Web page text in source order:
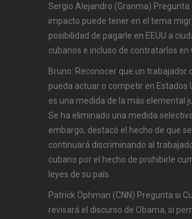
Sergio Alejandro (Granma) Pregunta
impacto puede tener en el tema
posibilidad de pagarle en EEUU a
cubanos e incluso de contratarlos en
Bruno: Reconocer que un trabajador
pueda actuar o competir en Estados
es una medida de la más elemental
Se ha eliminado una medida
embargo, destacó el hecho de que se
continuará discriminando al
cubano por el hecho de prohibirle
leyes de su país.
Patrick Ophman (CNN) Pregunta si
revisará el discurso de Obama, si